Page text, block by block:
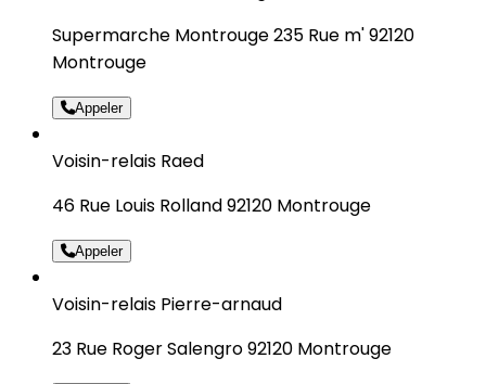
Supermarche Montrouge 235 Rue m' 92120
Montrouge
Appeler
Voisin-relais Raed
46 Rue Louis Rolland 92120 Montrouge
Appeler
Voisin-relais Pierre-arnaud
23 Rue Roger Salengro 92120 Montrouge